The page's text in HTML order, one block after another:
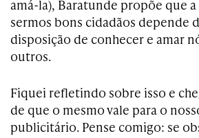
amá-la), Baratunde propõe que
sermos bons cidadãos depende
disposição de conhecer e amar
outros.
Fiquei refletindo sobre isso e
de que o mesmo vale para o
publicitário. Pense comigo: se